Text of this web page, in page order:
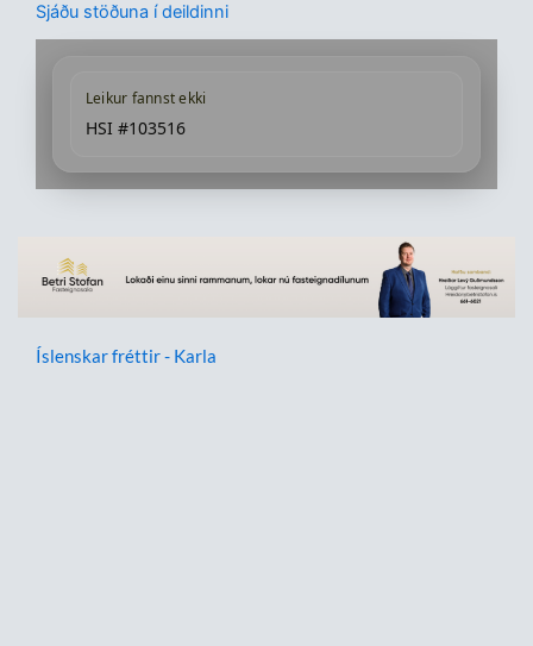
Sjáðu stöðuna í deildinni
Leikur fannst ekki
HSI #103516
Íslenskar fréttir - Karla